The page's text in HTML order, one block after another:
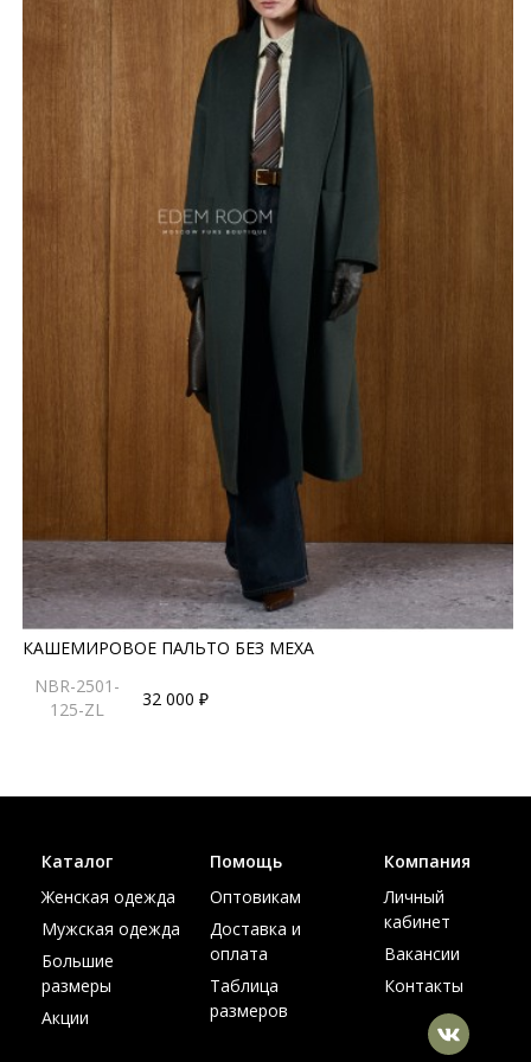
КАШЕМИРОВОЕ ПАЛЬТО БЕЗ МЕХА
NBR-2501-
125-ZL
32 000 ₽
Каталог
Женская одежда
Мужская одежда
Большие
размеры
Акции
Помощь
Оптовикам
Доставка и
оплата
Таблица
размеров
Компания
Личный
кабинет
Вакансии
Контакты